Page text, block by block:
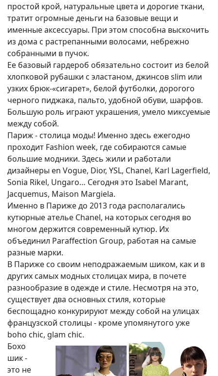
простой крой, натуральные цвета и дорогие ткани,
тратит огромные деньги на базовые вещи и
именные аксессуары. При этом способна выскочить
из дома с растрепанными волосами, небрежно
собранными в пучок.
Ее базовый гардероб обязательно состоит из белой
хлопковой рубашки с эластаном, джинсов slim или
узких брюк-«сигарет», белой футболки, дорогого
черного пиджака, пальто, удобной обуви, шарфов.
Большую роль играют украшения, умело миксуемые
между собой.
Париж - столица моды! Именно здесь ежегодно
проходит Fаshion week, где собираются самые
большие модники. Здесь жили и работали
дизайнеры en Vogue, Dior, YSL, Chanel, Karl Lagerfield,
Sonia Rikel, Ungaro… Сегодня это Isabel Marant,
Jacquemus, Maison Margiela.
Именно в Париже до 2013 года располагались
кутюрные ателье Chanel, на которых сегодня во
многом держится современный кутюр. Их
объединил Paraffection Group, работая на самые
разные марки.
В Париже со своим неподражаемым шиком, как и в
других самых модных столицах мира, в почете
разнообразие в одежде и стиле. Несмотря на это,
существует два основных стиля, которые
беспощадно конкурируют между собой на улицах
французской столицы - кроме упомянутого уже
boho chic, glam chic.
Бохо
шик -
это не